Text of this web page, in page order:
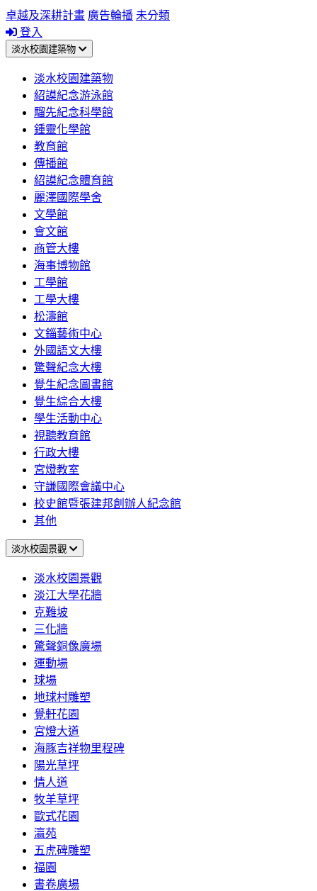
卓越及深耕計畫 廣告輪播 未分類
登入
淡水校園建築物
淡水校園建築物
紹謨紀念游泳館
騮先紀念科學館
鍾靈化學館
教育館
傳播館
紹謨紀念體育館
麗澤國際學舍
文學館
會文館
商管大樓
海事博物館
工學館
工學大樓
松濤館
文錙藝術中心
外國語文大樓
驚聲紀念大樓
覺生紀念圖書館
覺生綜合大樓
學生活動中心
視聽教育館
行政大樓
宮燈教室
守謙國際會議中心
校史館暨張建邦創辦人紀念館
其他
淡水校園景觀
淡水校園景觀
淡江大學花牆
克難坡
三化牆
驚聲銅像廣場
運動場
球場
地球村雕塑
覺軒花園
宮燈大道
海豚吉祥物里程碑
陽光草坪
情人道
牧羊草坪
歐式花園
瀛苑
五虎碑雕塑
福園
書卷廣場